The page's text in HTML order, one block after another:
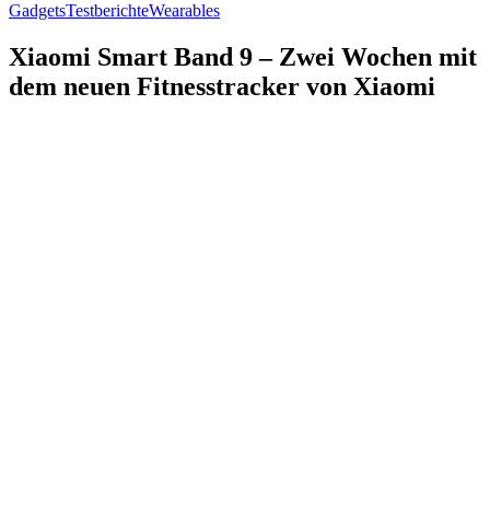
GadgetsTestberichteWearables
Xiaomi Smart Band 9 – Zwei Wochen mit
dem neuen Fitnesstracker von Xiaomi